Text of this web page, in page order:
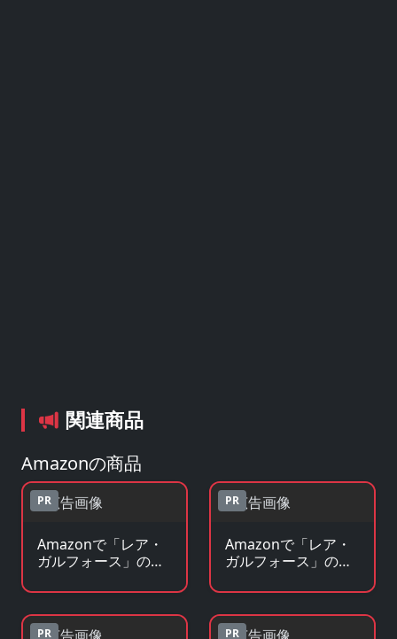
関連商品
Amazonの商品
PR
Amazonで「レア・
ガルフォース」の
PR
Amazonで「レア・
ガルフォース」の原
PR PR